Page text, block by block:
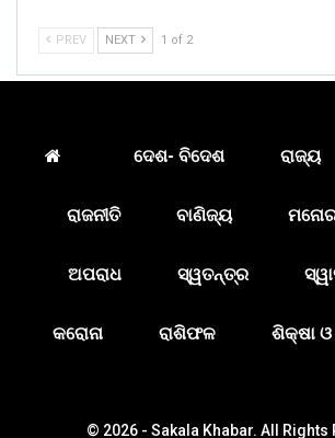
PREV NEXT 1 of 2
ଦେଶ- ବିଦେଶ ରାଜ୍ୟ
ରାଜନୀତି ବାଣିଜ୍ୟ
ଅପରାଧ ସ୍ୱତନ୍ତ୍ର
କରୋନା ରାଶିଫଳ ଶିକ୍ଷା
© 2026 - Sakala Khabar. All Rights